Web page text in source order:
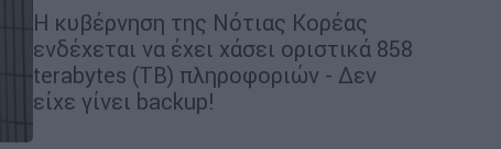
Η κυβέρνηση της Νότιας Κορέας
ενδέχεται να έχει χάσει οριστικά 858
terabytes (TB) πληροφοριών - Δεν
είχε γίνει backup!